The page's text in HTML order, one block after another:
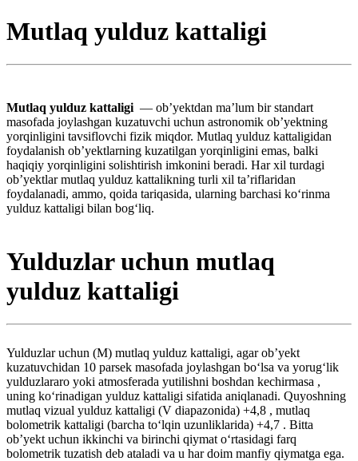
Mutlaq yulduz kattaligi
Mutlaq yulduz kattaligi — ob’yektdan maʼlum bir standart
masofada joylashgan kuzatuvchi uchun astronomik ob’yektning
yorqinligini tavsiflovchi fizik miqdor. Mutlaq yulduz kattaligidan
foydalanish ob’yektlarning kuzatilgan yorqinligini emas, balki
haqiqiy yorqinligini solishtirish imkonini beradi. Har xil turdagi
ob’yektlar mutlaq yulduz kattalikning turli xil taʼriflaridan
foydalanadi, ammo, qoida tariqasida, ularning barchasi koʻrinma
yulduz kattaligi bilan bogʻliq.
Yulduzlar uchun mutlaq
yulduz kattaligi
Yulduzlar uchun (M) mutlaq yulduz kattaligi, agar ob’yekt
kuzatuvchidan 10 parsek masofada joylashgan boʻlsa va yorugʻlik
yulduzlararo yoki atmosferada yutilishni boshdan kechirmasa ,
uning koʻrinadigan yulduz kattaligi sifatida aniqlanadi. Quyoshning
mutlaq vizual yulduz kattaligi (V diapazonida) +4,8 , mutlaq
bolometrik kattaligi (barcha toʻlqin uzunliklarida) +4,7 . Bitta
ob’yekt uchun ikkinchi va birinchi qiymat oʻrtasidagi farq
bolometrik tuzatish deb ataladi va u har doim manfiy qiymatga ega.